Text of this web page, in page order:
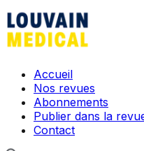
Accueil
Nos revues
Abonnements
Publier dans la
Contact